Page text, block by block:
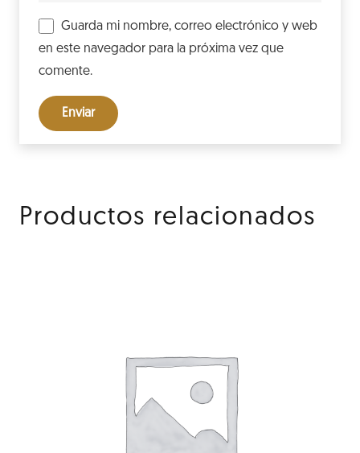
Guarda mi nombre, correo electrónico y web
en este navegador para la próxima vez que
comente.
Productos relacionados